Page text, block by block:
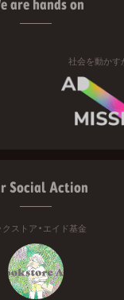
are hands on
社会を動かす
Social Action
クストア・エイド基金